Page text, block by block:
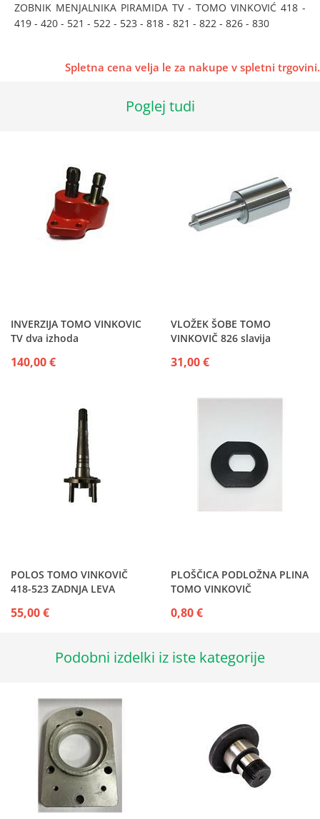
ZOBNIK MENJALNIKA PIRAMIDA TV - TOMO VINKOVIĆ 418 -
419 - 420 - 521 - 522 - 523 - 818 - 821 - 822 - 826 - 830
Spletna cena velja le za nakupe v spletni trgovini.
Poglej tudi
INVERZIJA TOMO VINKOVIC
TV dva izhoda
140,00 €
VLOŽEK ŠOBE TOMO
VINKOVIČ 826 slavija
31,00 €
POLOS TOMO VINKOVIČ
418-523 ZADNJA LEVA
55,00 €
PLOŠČICA PODLOŽNA PLINA
TOMO VINKOVIČ
0,80 €
Podobni izdelki iz iste kategorije